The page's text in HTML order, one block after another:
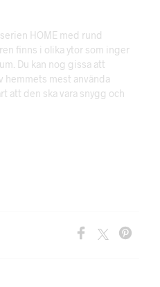
HOME med rund
finns i olika ytor som inger
Du kan nog gissa att
hemmets mest använda
att den ska vara snygg och